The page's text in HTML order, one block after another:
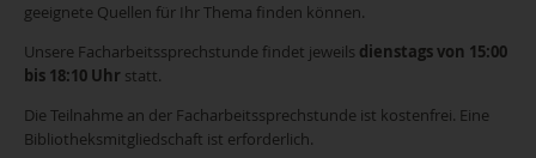
geeignete Quellen für Ihr Thema finden können.
Unsere Facharbeitssprechstunde findet jeweils dienstags von 15:00
bis 18:10 Uhr statt.
Die Teilnahme an der Facharbeitssprechstunde ist kostenfrei. Eine
Bibliotheksmitgliedschaft ist erforderlich.